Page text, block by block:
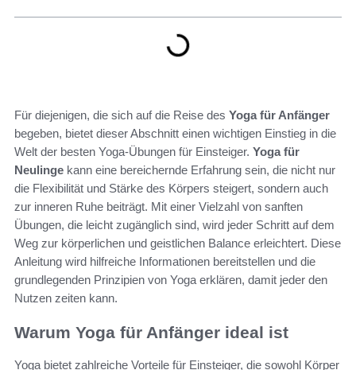
Für diejenigen, die sich auf die Reise des Yoga für Anfänger
begeben, bietet dieser Abschnitt einen wichtigen Einstieg in die
Welt der besten Yoga-Übungen für Einsteiger. Yoga für
Neulinge kann eine bereichernde Erfahrung sein, die nicht nur
die Flexibilität und Stärke des Körpers steigert, sondern auch
zur inneren Ruhe beiträgt. Mit einer Vielzahl von sanften
Übungen, die leicht zugänglich sind, wird jeder Schritt auf dem
Weg zur körperlichen und geistlichen Balance erleichtert. Diese
Anleitung wird hilfreiche Informationen bereitstellen und die
grundlegenden Prinzipien von Yoga erklären, damit jeder den
Nutzen zeiten kann.
Warum Yoga für Anfänger ideal ist
Yoga bietet zahlreiche Vorteile für Einsteiger, die sowohl Körper